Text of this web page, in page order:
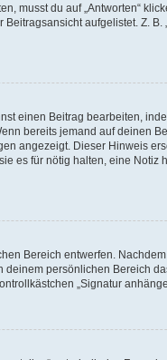
musst du auf „Antworten“
aufgelistet. Z. B.
einen Beitrag bearbeiten,
bereits jemand auf deinen
angezeigt. Dieser Hinweis
es für nötig halten, eine Notiz
Bereich entwerfen.
persönlichen Bereich
„Signatur